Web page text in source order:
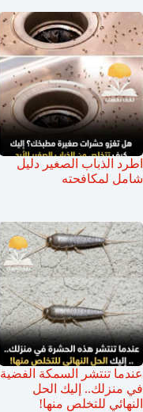
اطرد الذباب الصغير دليل
شامل لمكافحته
عندما تنتشر السمكة الفضية
في منزلك.. إليك الحل
النهائي للتخلص منها!